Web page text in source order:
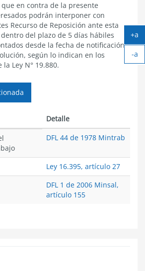
en contra de la presente
podrán interponer con
Recurso de Reposición ante esta
del plazo de 5 días hábiles
desde la fecha de notificación
según lo indican en los
Ley N° 19.880.
Detalle
DFL 44 de 1978 Mintrab
Ley 16.395, artículo 27
DFL 1 de 2006 Minsal,
artículo 155
+a
-a